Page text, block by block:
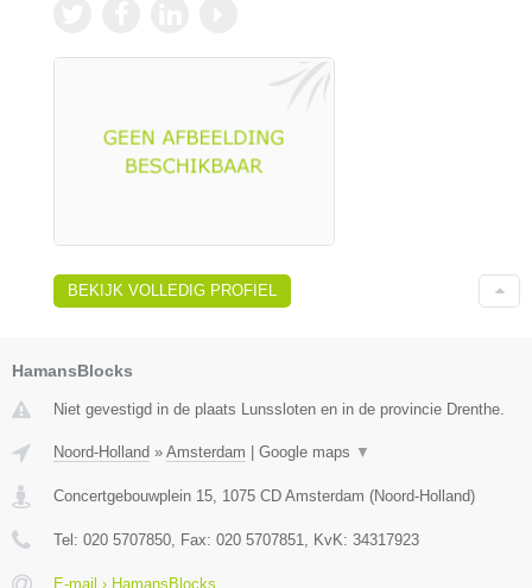
BEKIJK VOLLEDIG PROFIEL
HamansBlocks
Niet gevestigd in de plaats Lunssloten en in de provincie Drenthe.
Noord-Holland » Amsterdam Google maps ▼
Concertgebouwplein 15 1075 CD Amsterdam (Noord-Holland)
Tel: 020 5707850 , Fax: 020 5707851 , KvK: 34317923
E-mail › HamansBlocks